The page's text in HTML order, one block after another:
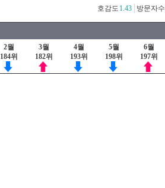
방문자수
호감도 1.43
2월
184위
3월
182위
4월
193위
5월
198위
6월
197위